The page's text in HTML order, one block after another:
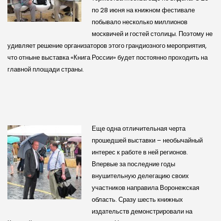
по 28 июня на книжном фестивале
побывало несколько миллионов
москвичей и гостей столицы. Поэтому не
удивляет решение организаторов этого грандиозного мероприятия,
что отныне выставка «Книга России» будет постоянно проходить на
главной площади страны.
Еще одна отличительная черта
прошедшей выставки – необычайный
интерес к работе в ней регионов.
Впервые за последние годы
внушительную делегацию своих
участников направила Воронежская
область. Сразу шесть книжных
издательств демонстрировали на